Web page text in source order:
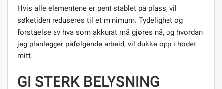
Hvis alle elementene er pent stablet på plass, vil
søketiden reduseres til et minimum. Tydelighet og
forståelse av hva som akkurat må gjøres nå, og hvordan
jeg planlegger påfølgende arbeid, vil dukke opp i hodet
mitt.
GI STERK BELYSNING